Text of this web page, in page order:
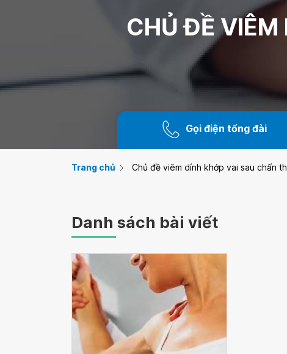
CHỦ ĐỀ VIÊM
Gọi điện tổng đài
Trang chủ Chủ đề viêm dính khớp vai sau chấn
Danh sách bài viết